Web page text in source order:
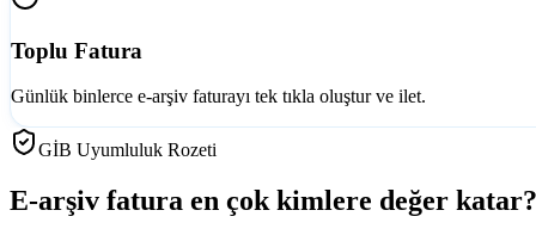
Toplu Fatura
Günlük binlerce e-arşiv faturayı tek tıkla oluştur ve ilet.
GİB Uyumluluk Rozeti
E-arşiv fatura en çok kimlere değer katar?